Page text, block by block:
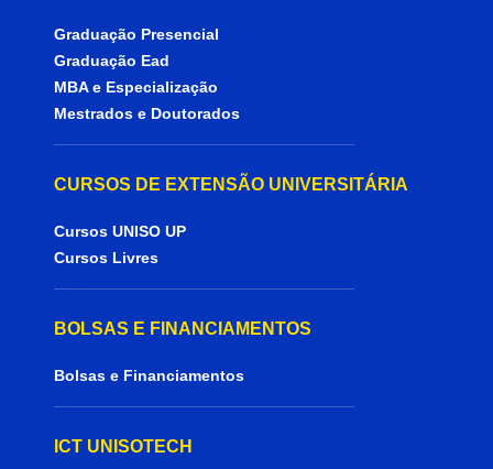
Graduação Presencial
Graduação Ead
MBA e Especialização
Mestrados e Doutorados
CURSOS DE EXTENSÃO UNIVERSITÁRIA
Cursos UNISO UP
Cursos Livres
BOLSAS E FINANCIAMENTOS
Bolsas e Financiamentos
ICT UNISOTECH